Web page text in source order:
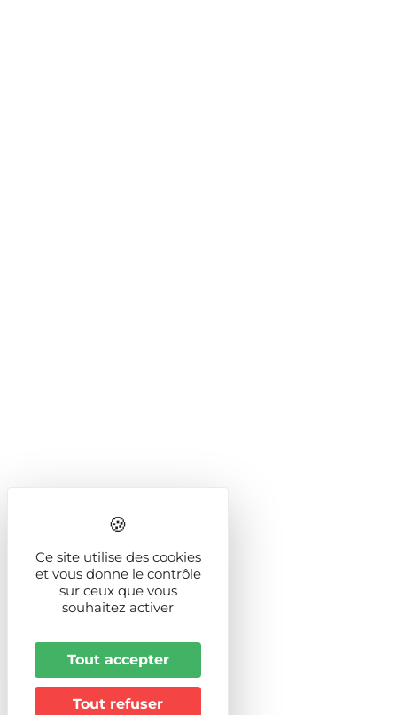
Ce site utilise des cookies
et vous donne le contrôle
sur ceux que vous
souhaitez activer
Tout accepter
Tout refuser